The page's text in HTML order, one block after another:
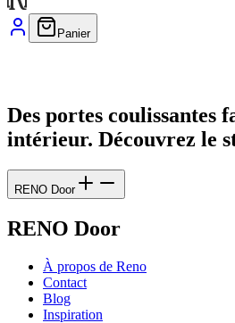
Panier
Des portes coulissantes
intérieur. Découvrez le
RENO Door
RENO Door
À propos de Reno
Contact
Blog
Inspiration